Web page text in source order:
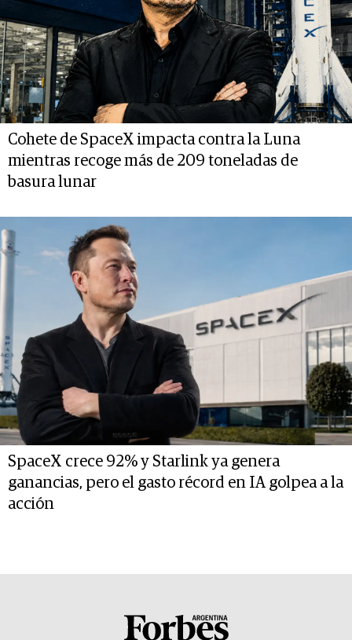
Cohete de SpaceX impacta contra la Luna
mientras recoge más de 209 toneladas de
basura lunar
SpaceX crece 92% y Starlink ya genera
ganancias, pero el gasto récord en IA golpea a la
acción